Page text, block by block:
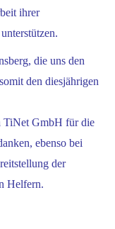
ihrer
die uns den
den diesjährigen
TiNet GmbH für die
ebenso bei
der
Helfern.